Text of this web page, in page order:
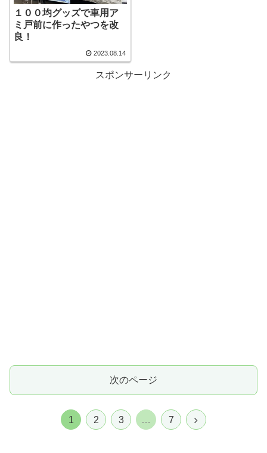
１００均グッズで車用ア
ミ戸前に作ったやつを改
良！
2023.08.14
スポンサーリンク
次のページ
1 2 3 … 7
次